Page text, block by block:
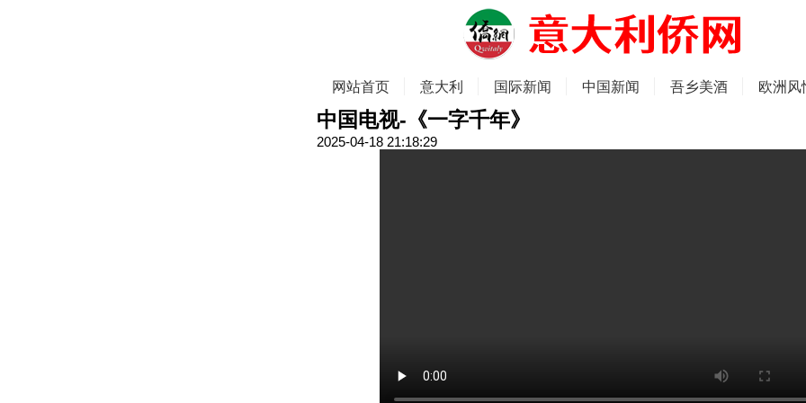
网站首页 意大利 国际新闻 中国新闻 吾乡美酒 欧洲风
中国电视-《一字千年》
2025-04-18 21:18:29